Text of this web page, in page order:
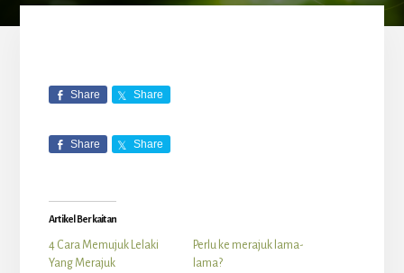
Share Share
Share Share
Artikel Berkaitan
4 Cara Memujuk Lelaki
Yang Merajuk
Perlu ke merajuk lama-
lama?